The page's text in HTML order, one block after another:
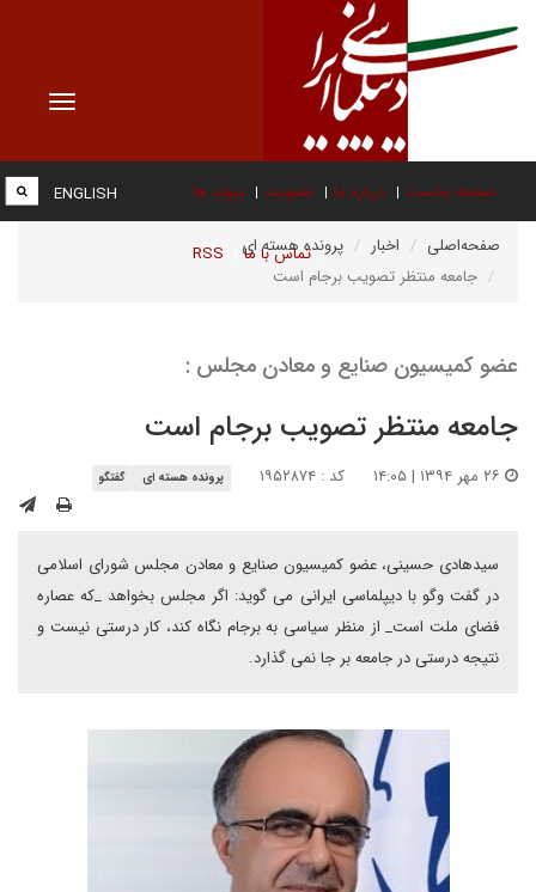
Toggle
صفحه نخست درباره ما عضویت پیوند ها
تماس با ما RSS
ENGLISH
صفحه‌اصلی اخبار
پرونده هسته ای
جامعه منتظر تصویب برجام است
عضو کمیسیون صنایع و معادن مجلس :
جامعه منتظر تصویب برجام است
کد : ۱۹۵۲۸۷۴ پرونده هسته ای گفتگو
سیدهادی حسینی، عضو کمیسیون صنایع و معادن مجلس شورای اسلامی
در گفت وگو با دیپلماسی ایرانی می گوید: اگر مجلس بخواهد _که عصاره
فضای ملت است_ از منظر سیاسی به برجام نگاه کند، کار درستی نیست و
نتیجه درستی در جامعه بر جا نمی گذارد.